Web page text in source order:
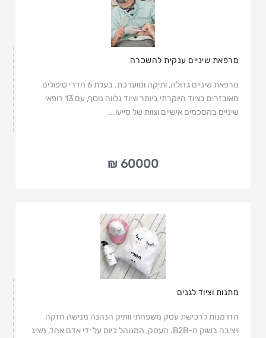
מרפאת שיניים ענקית להשכרה
מרפאת שיניים גדולה, ותיקה ומוערכת. בעלת 6 חדרי טיפולים
מאובזרים בציוד היוקרתי ביותר וציוד נלווה נוסף, עם 13 רופאי
שיניים בהסכמים אישיים וצוות של סייעו...
60000 ₪
מתנות וציוד לגנים
הזדמנות לרכישת עסק משפחתי וותיק הנהנה מנישה חזקה
ויציבה בשוק ה-B2B. העסק, המנוהל כיום על ידי אדם אחד, מציג